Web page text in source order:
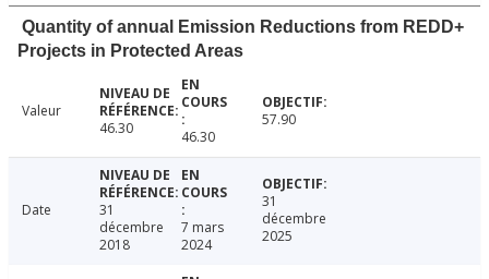
Quantity of annual Emission Reductions from REDD+
Projects in Protected Areas
Valeur
46.30
46.30
57.90
Date
31
décembre
2018
7 mars
2024
31
décembre
2025